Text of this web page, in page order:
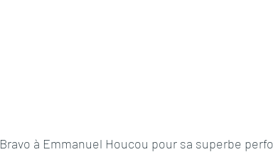
Bravo à Emmanuel Houcou pour sa superbe